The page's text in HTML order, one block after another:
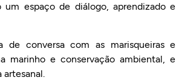
espaço de diálogo, aprendizado e
de conversa com as marisqueiras e
marinho e conservação ambiental, e